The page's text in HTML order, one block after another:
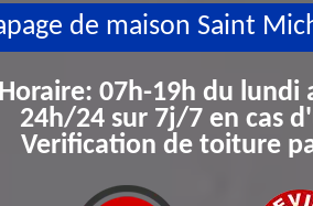
de maison Saint
Horaire: 07h-19h du lundi
24h/24 sur 7j/7 en cas
Verification de toiture